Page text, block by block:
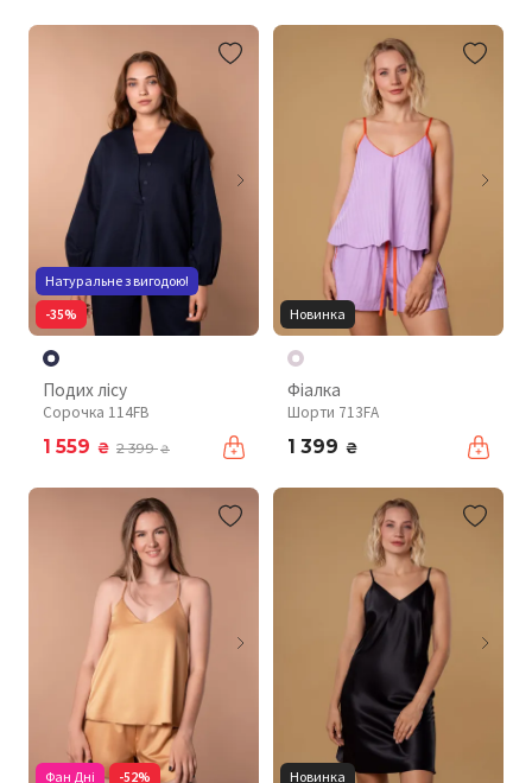
Натуральне з вигодою!
-35%
Подих лісу
Сорочка 114FB
1 559 ₴ 2 399₴
Новинка
Фіалка
Шорти 713FA
1 399 ₴
Фан Дні -52% Новинка